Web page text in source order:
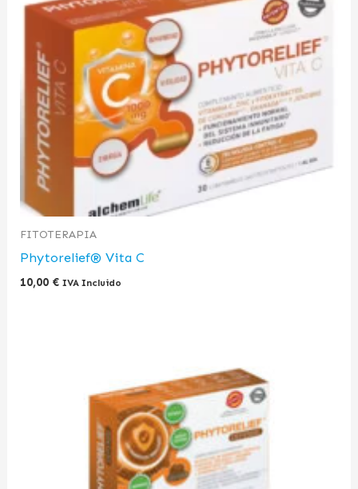
FITOTERAPIA
Phytorelief® Vita C
10,00 € IVA Incluido